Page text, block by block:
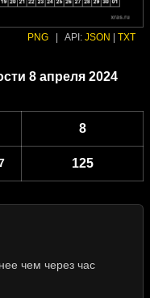
PNG API: JSON TXT
8 апреля 2024
8
125
чем через час